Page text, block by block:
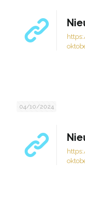
04/10/2024